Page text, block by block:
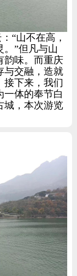
注册
“山不在高，
”但凡与山
韵味。而重庆
与交融，造就
接下来，我们
一体的奉节白
城，本次游览